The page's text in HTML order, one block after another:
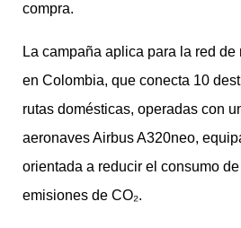
compra.
La campaña aplica para la red
en Colombia, que conecta 10
rutas domésticas, operadas con
aeronaves Airbus A320neo,
orientada a reducir el consumo
emisiones de CO₂.